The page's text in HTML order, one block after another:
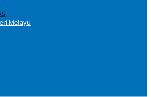
Melayu